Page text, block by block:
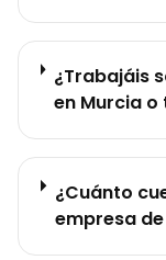
¿Trabajáis
en Murcia
¿Cuánto
empresa